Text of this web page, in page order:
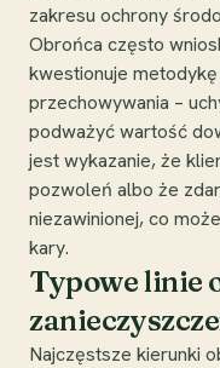
zakresu ochrony
Obrońca często
kwestionuje metodykę
przechowywania –
podważyć wartość
jest wykazanie, że
pozwoleń albo że
niezawinionej, co
kary.
Typowe linie
Najczęstsze kierunki